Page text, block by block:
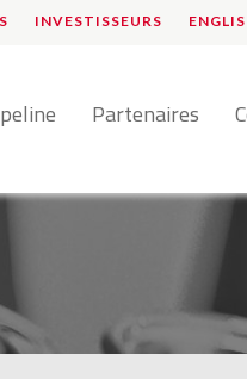
INVESTISSEURS
Partenaires